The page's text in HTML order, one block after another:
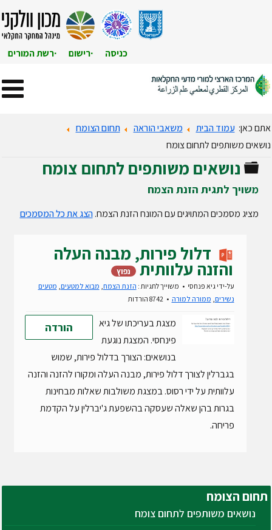
כניסה רישום רשת המורים
אתם כאן: עמוד הבית משאבי הוראה
תחום הצומח
נושאים משותפים לתחום צומח
תיקייה
נושאים משותפים לתחום צומח
משויך לתגית הזנת הצמח
מציג מסמכים המתויגים עם המונח הזנת הצמח.הצג את כל המסמכים
דלול פירות, מבנה העלה
והזנה עלוותית נפוץ
על-ידי גיא פנחסי משוייך לתגיות : הזנת הצמח, מבוא למטעים, מטעים
נשירים, ממורה למורה
הורדה
מצגת בעריכתו של גיא
פינחסי. המצגת נוגעת
בנושאים: הצורך בדלול פירות, שמוש
בגברלין לצורך דלול פירות, מבנה העלה ומקורו להזנה והזנה
עלוותית על ידי רסוס. במצגת משולבות שאלות מבחינות
בגרות בהן שאלה שעסקה בהשפעת ג'יברלין על הקדמת
פריחה.
תחוםהצומח
נושאים משותפים לתחום צומח